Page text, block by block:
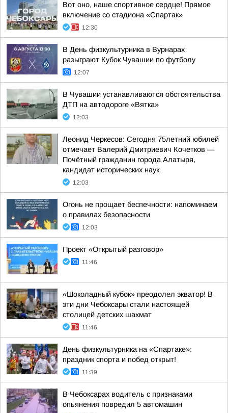
Вот оно, наше спортивное сердце! Прямое
включение со стадиона «Спартак»
12:30
В День физкультурника в Вурнарах
разыграют Кубок Чувашии по футболу
12:07
В Чувашии устанавливаются обстоятельства
ДТП на автодороге «Вятка»
12:03
Леонид Черкесов: Сегодня 75летний юбилей
отмечает Валерий Дмитриевич Кочетков —
Почётный гражданин города Алатыря,
кандидат исторических наук
12:03
Огонь не прощает беспечности: напоминаем
о правилах безопасности
12:03
Проект «Открытый разговор»
11:46
«Шоколадный кубок» преодолел экватор! В
эти дни Чебоксары стали настоящей
столицей детских шахмат
11:46
День физкультурника на «Спартаке»:
праздник спорта и побед открыт!
11:39
В Чебоксарах водитель с признаками
опьянения повредил 5 автомашин